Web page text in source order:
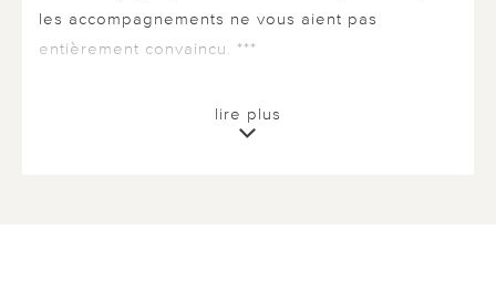
les accompagnements ne vous aient pas
entièrement convaincu. ***
0 sur 0 ont trouvé cette évaluation utile.
lire plus